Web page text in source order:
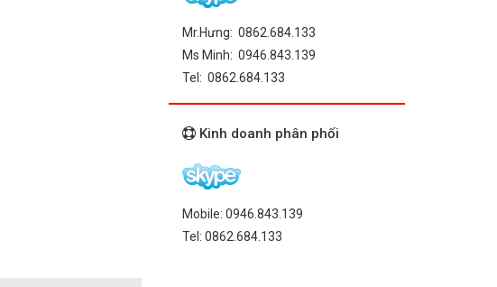
Mr.Hưng: 0862.684.133
Ms Minh: 0946.843.139
Tel: 0862.684.133
Kinh doanh phân phối
Mobile: 0946.843.139
Tel: 0862.684.133